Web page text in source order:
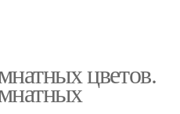
цветов.